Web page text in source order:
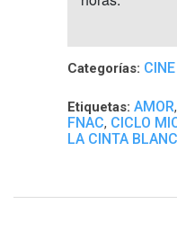
Categorías: CINE
Etiquetas: AMOR,
FNAC, CICLO
LA CINTA